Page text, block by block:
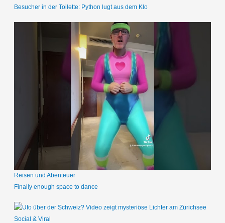
Besucher in der Toilette: Python lugt aus dem Klo
Reisen und Abenteuer
Finally enough space to dance
Social & Viral